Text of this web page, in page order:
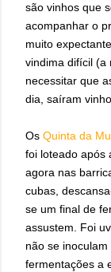
são vinhos que
acompanhar o
muito
vindima difícil (a
necessitar que
dia, saíram
Os Quinta da
foi loteado após
agora nas
cubas,
se um final de
assustem. Foi
não se
fermentações a